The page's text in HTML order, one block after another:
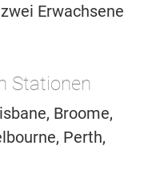
Erwachsene
Stationen
Broome,
Perth,